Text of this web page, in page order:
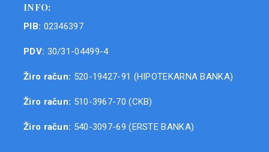
INFO:
PIB: 02346397
PDV: 30/31-04499-4
Žiro račun: 520-19427-91 (HIPOTEKARNA BANKA)
Žiro račun: 510-3967-70 (CKB)
Žiro račun: 540-3097-69 (ERSTE BANKA)